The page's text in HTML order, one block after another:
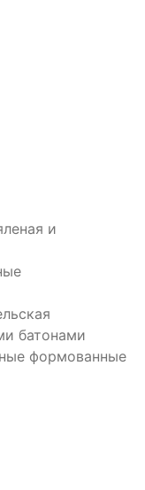
и
батонами
формованные